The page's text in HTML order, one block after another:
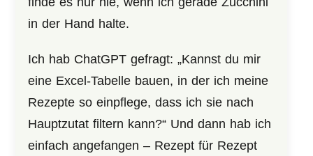
in der Hand halte.
Ich hab ChatGPT gefragt: „Kannst du mir
eine Excel-Tabelle bauen, in der ich meine
Rezepte so einpflege, dass ich sie nach
Hauptzutat filtern kann?“ Und dann hab ich
einfach angefangen – Rezept für Rezept